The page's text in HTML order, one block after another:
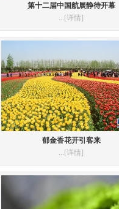
第十二届中国航展静待开幕
[详情]
郁金香花开引客来
[详情]